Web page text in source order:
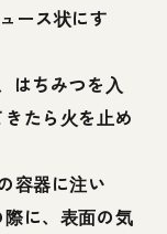
ース状にす
はちみつを入
たら火を止め
容器に注い
に、表面の気